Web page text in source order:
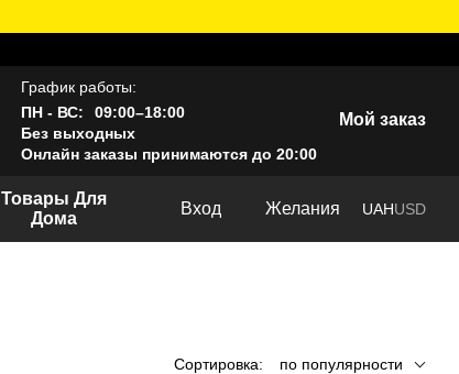
График работы:
ПН - ВС:
09:00–18:00
Без выходных
Онлайн заказы принимаются до 20:00
Мой заказ
Товары Для
Дома
Вход Желания UAHUSD
Сортировка: по популярности